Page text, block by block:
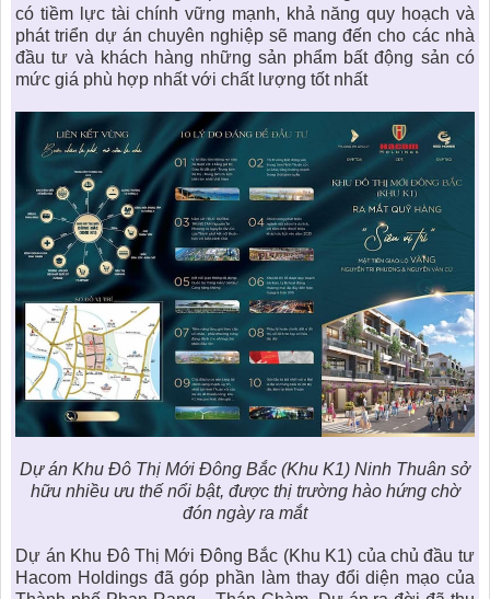
có tiềm lực tài chính vững mạnh, khả năng quy hoạch và
phát triển dự án chuyên nghiệp sẽ mang đến cho các nhà
đầu tư và khách hàng những sản phẩm bất động sản có
mức giá phù hợp nhất với chất lượng tốt nhất
Dự án Khu Đô Thị Mới Đông Bắc (Khu K1) Ninh Thuân sở
hữu nhiều ưu thế nổi bật, được thị trường hào hứng chờ
đón ngày ra mắt
Dự án Khu Đô Thị Mới Đông Bắc (Khu K1) của chủ đầu tư
Hacom Holdings đã góp phần làm thay đổi diện mạo của